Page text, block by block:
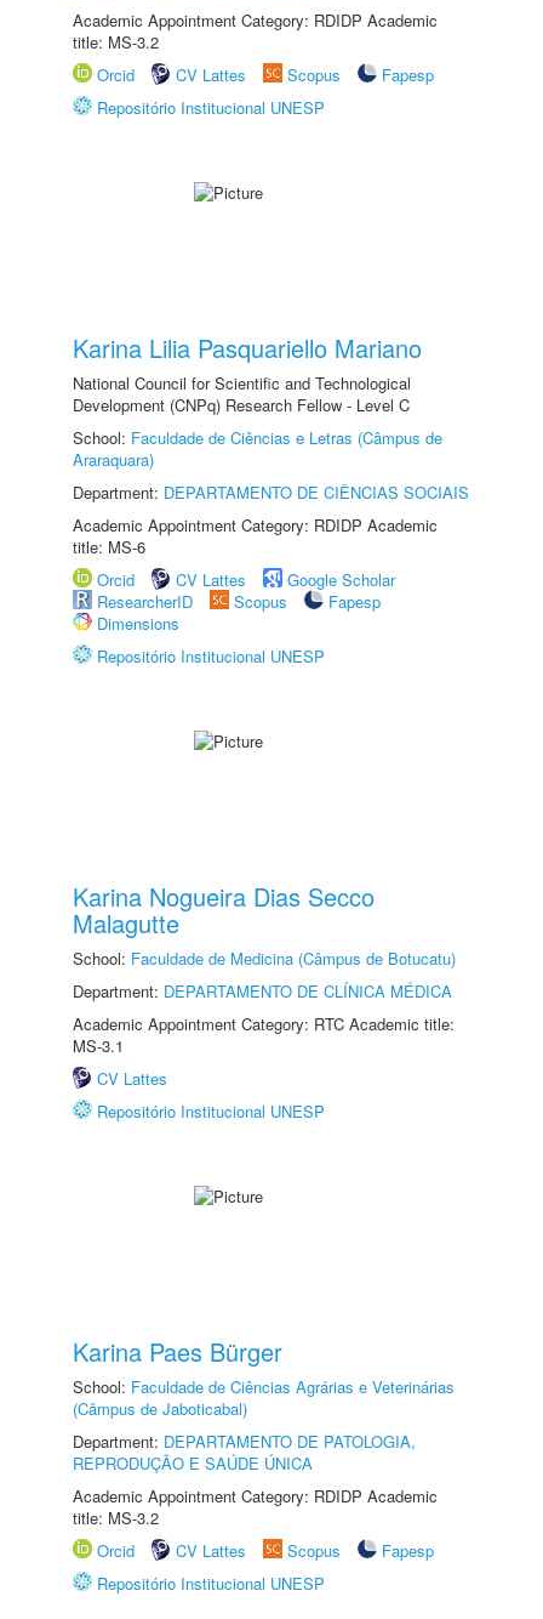
Academic Appointment Category: RDIDP Academic
title: MS-3.2
Orcid
CV Lattes Scopus
Fapesp
Repositório Institucional UNESP
Karina Lilia Pasquariello Mariano
National Council for Scientific and Technological
Development (CNPq) Research Fellow - Level C
School: Faculdade de Ciências e Letras (Câmpus de
Araraquara)
Department: DEPARTAMENTO DE CIÊNCIAS SOCIAIS
Academic Appointment Category: RDIDP Academic
title: MS-6
Orcid
CV Lattes
Google Scholar
ResearcherID
Scopus
Fapesp
Dimensions
Repositório Institucional UNESP
Karina Nogueira Dias Secco
Malagutte
School: Faculdade de Medicina (Câmpus de Botucatu)
Department: DEPARTAMENTO DE CLÍNICA MÉDICA
Academic Appointment Category: RTC Academic title:
MS-3.1
CV Lattes
Repositório Institucional UNESP
Karina Paes Bürger
School: Faculdade de Ciências Agrárias e Veterinárias
(Câmpus de Jaboticabal)
Department: DEPARTAMENTO DE PATOLOGIA,
REPRODUÇÃO E SAÚDE ÚNICA
Academic Appointment Category: RDIDP Academic
title: MS-3.2
Orcid
CV Lattes Scopus
Fapesp
Repositório Institucional UNESP